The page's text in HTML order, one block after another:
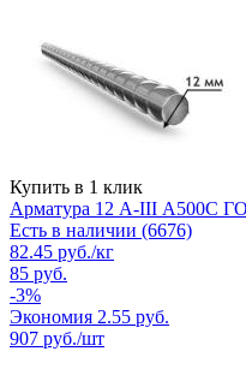
Купить в 1 клик
Арматура 12 А-III А500С
Есть в наличии (6676)
82.45 руб./кг
85 руб.
-3%
Экономия 2.55 руб.
907 руб./шт